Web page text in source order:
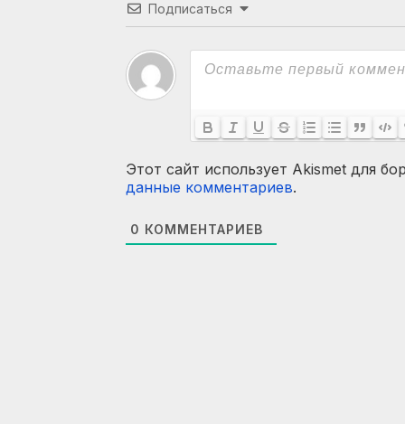
Подписаться
Этот сайт использует Akismet для
данные комментариев.
0 КОММЕНТАРИЕВ